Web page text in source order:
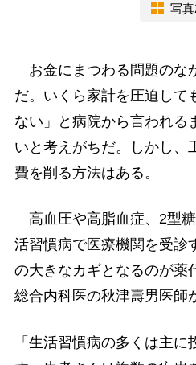
写
お金にまつわる問題のな
だ。いくら家計を圧迫して
ない」と病院から言われる
いと考えがちだ。しかし、
費を削る方法はある。
高血圧や高脂血症、2型
活習慣病で医療機関を受診
の大きなカギとなるのが薬
総合内科医の秋津壽男医師
「生活習慣病の多くは主に